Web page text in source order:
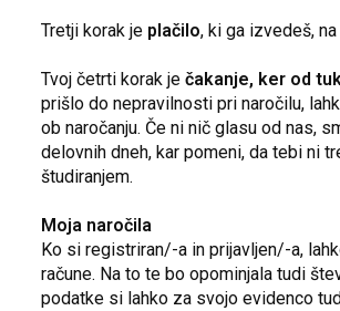
Tretji korak je plačilo, ki ga izvedeš,
Tvoj četrti korak je čakanje, ker od
prišlo do nepravilnosti pri naročilu,
ob naročanju. Če ni nič glasu od nas,
delovnih dneh, kar pomeni, da tebi ni
študiranjem.
Moja naročila
Ko si registriran/-a in prijavljen/-a,
račune. Na to te bo opominjala tudi
podatke si lahko za svojo evidenco